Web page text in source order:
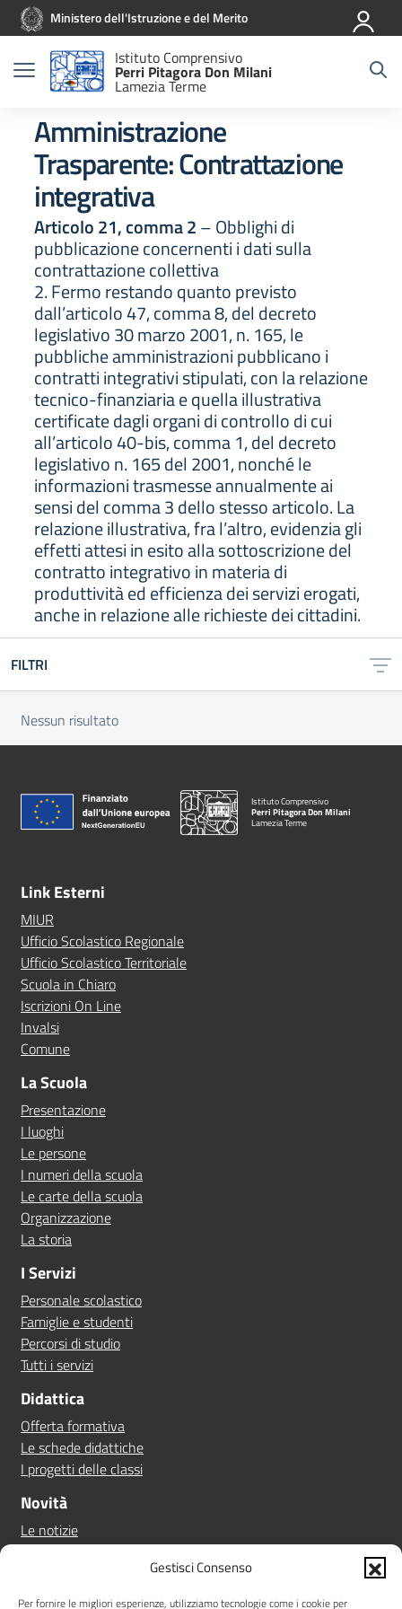
Gestisci Consenso
Per fornire le migliori esperienze, utilizziamo tecnologie come i cookie per
Vai ai contenuti
Vai al menu di navigazione
Vai al footerMinistero dell'Istruzione e del Merito
Istituto Comprensivo
Perri Pitagora Don Milani
Lamezia Terme
Amministrazione
Trasparente:Contrattazione
integrativa
Articolo 21, comma 2– Obblighi di
pubblicazione concernenti i dati sulla
contrattazione collettiva
2. Fermo restando quanto previsto
dall’articolo 47, comma 8, del decreto
legislativo 30 marzo 2001, n. 165, le
pubbliche amministrazioni pubblicano i
contratti integrativi stipulati, con la relazione
tecnico-finanziaria e quella illustrativa
certificate dagli organi di controllo di cui
all’articolo 40-bis, comma 1, del decreto
legislativo n. 165 del 2001, nonché le
informazioni trasmesse annualmente ai
sensi del comma 3 dello stesso articolo. La
relazione illustrativa, fra l’altro, evidenzia gli
effetti attesi in esito alla sottoscrizione del
contratto integrativo in materia di
produttività ed efficienza dei servizi erogati,
anche in relazione alle richieste dei cittadini.
FILTRI
Nessun risultato
Istituto Comprensivo
Perri Pitagora Don Milani
Lamezia Terme
Link Esterni
MIUR
Ufficio Scolastico Regionale
Ufficio Scolastico Territoriale
Scuola in Chiaro
Iscrizioni On Line
Invalsi
Comune
La Scuola
Presentazione
I luoghi
Le persone
I numeri della scuola
Le carte della scuola
Organizzazione
La storia
I Servizi
Personale scolastico
Famiglie e studenti
Percorsi di studio
Tutti i servizi
Didattica
Offerta formativa
Le schede didattiche
I progetti delle classi
Novità
Le notizie
Le circolari
Albo online